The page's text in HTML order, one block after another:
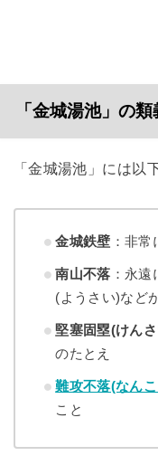
「金城湯池」の類
「金城湯池」には以
金城鉄壁 ：非
南山不落 ：永
(ようさい)など
堅塞固塁(けん
のたとえ
難攻不落(なん
こと